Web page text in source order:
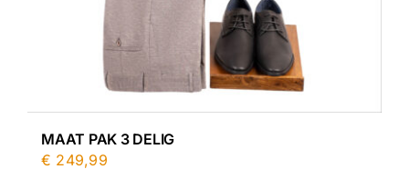
MAAT PAK 3 DELIG
€ 249,99